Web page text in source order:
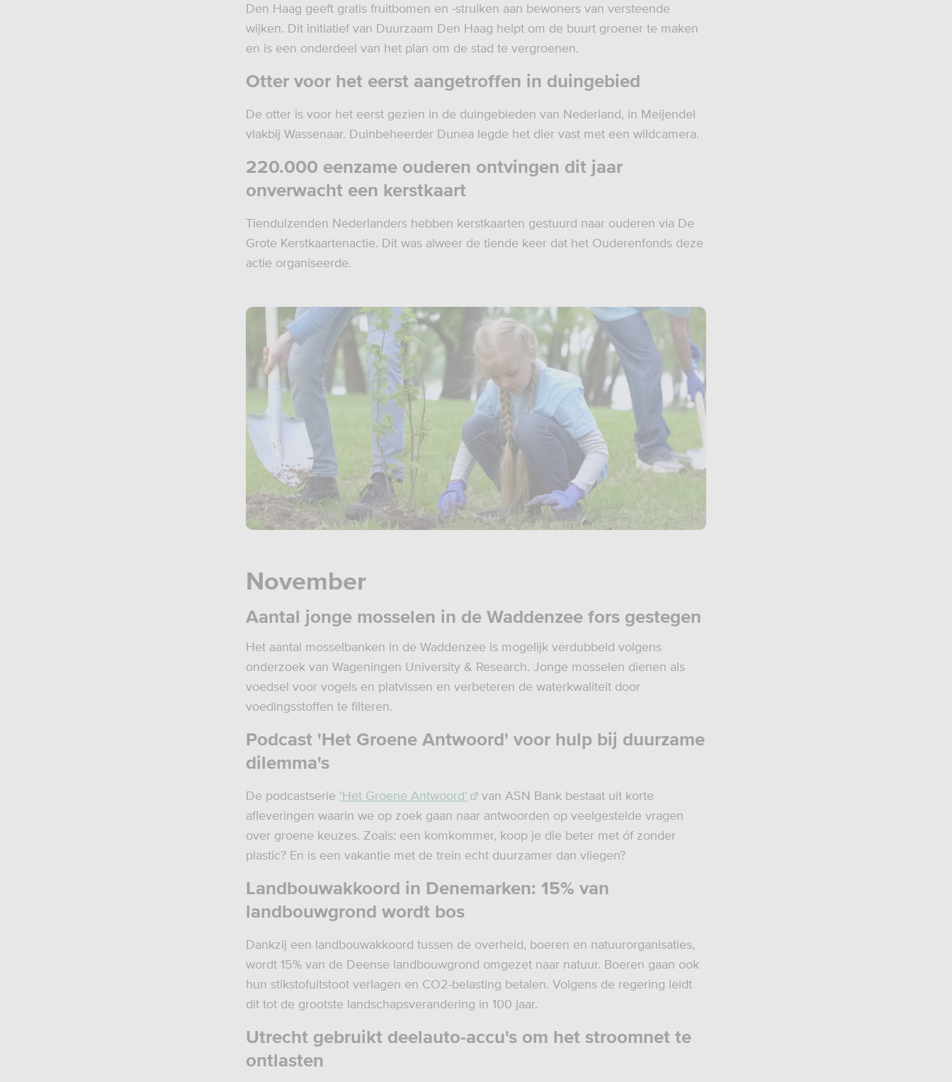
Den Haag geeft gratis fruitbomen en -struiken aan bewoners van versteende
wijken. Dit initiatief van Duurzaam Den Haag helpt om de buurt groener te maken
en is een onderdeel van het plan om de stad te vergroenen.
Otter voor het eerst aangetroffen in duingebied
De otter is voor het eerst gezien in de duingebieden van Nederland, in Meijendel
vlakbij Wassenaar. Duinbeheerder Dunea legde het dier vast met een wildcamera.
220.000 eenzame ouderen ontvingen dit jaar
onverwacht een kerstkaart
Tienduizenden Nederlanders hebben kerstkaarten gestuurd naar ouderen via De
Grote Kerstkaartenactie. Dit was alweer de tiende keer dat het Ouderenfonds deze
actie organiseerde.
November
Aantal jonge mosselen in de Waddenzee fors gestegen
Het aantal mosselbanken in de Waddenzee is mogelijk verdubbeld volgens
onderzoek van Wageningen University & Research. Jonge mosselen dienen als
voedsel voor vogels en platvissen en verbeteren de waterkwaliteit door
voedingsstoffen te filteren.
Podcast 'Het Groene Antwoord' voor hulp bij duurzame
dilemma's
De podcastserie 'Het Groene Antwoord'
van ASN Bank bestaat uit korte
afleveringen waarin we op zoek gaan naar antwoorden op veelgestelde vragen
over groene keuzes. Zoals: een komkommer, koop je die beter met óf zonder
plastic? En is een vakantie met de trein echt duurzamer dan vliegen?
Landbouwakkoord in Denemarken: 15% van
landbouwgrond wordt bos
Dankzij een landbouwakkoord tussen de overheid, boeren en natuurorganisaties,
wordt 15% van de Deense landbouwgrond omgezet naar natuur. Boeren gaan ook
hun stikstofuitstoot verlagen en CO2-belasting betalen. Volgens de regering leidt
dit tot de grootste landschapsverandering in 100 jaar.
Utrecht gebruikt deelauto-accu's om het stroomnet te
ontlasten